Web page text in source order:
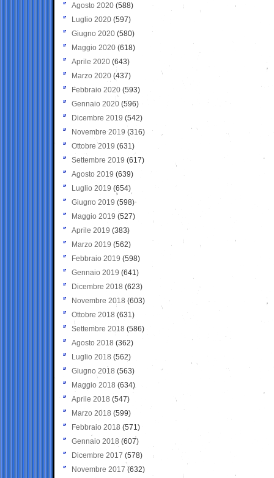
Agosto 2020 (588)
Luglio 2020 (597)
Giugno 2020 (580)
Maggio 2020 (618)
Aprile 2020 (643)
Marzo 2020 (437)
Febbraio 2020 (593)
Gennaio 2020 (596)
Dicembre 2019 (542)
Novembre 2019 (316)
Ottobre 2019 (631)
Settembre 2019 (617)
Agosto 2019 (639)
Luglio 2019 (654)
Giugno 2019 (598)
Maggio 2019 (527)
Aprile 2019 (383)
Marzo 2019 (562)
Febbraio 2019 (598)
Gennaio 2019 (641)
Dicembre 2018 (623)
Novembre 2018 (603)
Ottobre 2018 (631)
Settembre 2018 (586)
Agosto 2018 (362)
Luglio 2018 (562)
Giugno 2018 (563)
Maggio 2018 (634)
Aprile 2018 (547)
Marzo 2018 (599)
Febbraio 2018 (571)
Gennaio 2018 (607)
Dicembre 2017 (578)
Novembre 2017 (632)